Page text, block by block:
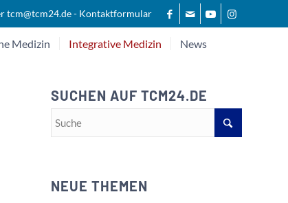
tcm@tcm24.de- Kontaktformular
Medizin Integrative Medizin News
SUCHEN AUF TCM24.DE
NEUE THEMEN